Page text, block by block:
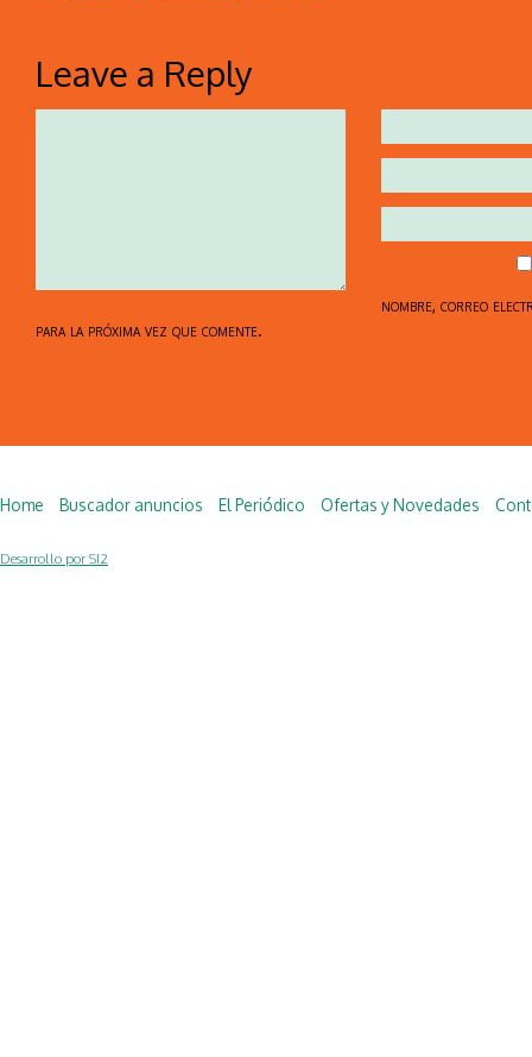
Leave a Reply
nombre, correo
para la próxima vez que comente.
Home Buscador anuncios El Periódico Ofertas y Novedades
Desarrollo por SI2